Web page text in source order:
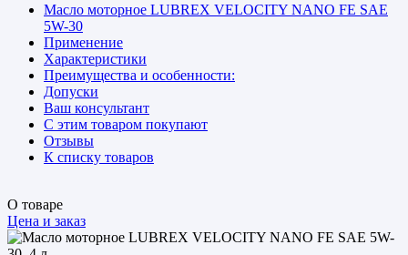
Масло моторное LUBREX VELOCITY NANO FE SAE
5W-30
Применение
Характеристики
Преимущества и особенности:
Допуски
Ваш консультант
С этим товаром покупают
Отзывы
К списку товаров
О товаре
Цена и заказ